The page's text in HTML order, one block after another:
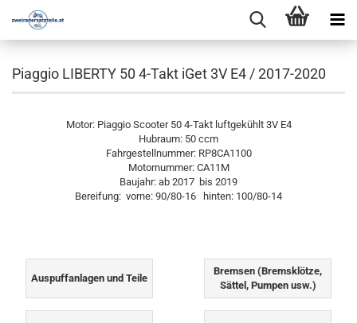
Piaggio LIBERTY 50 4-Takt iGet 3V E4 / 2017-2020
Motor: Piaggio Scooter 50 4-Takt luftgekühlt 3V E4
Hubraum: 50 ccm
Fahrgestellnummer: RP8CA1100
Motornummer: CA11M
Baujahr: ab 2017 bis 2019
Bereifung: vorne: 90/80-16 hinten: 100/80-14
Auspuffanlagen und Teile
Bremsen (Bremsklötze,
Sättel, Pumpen usw.)